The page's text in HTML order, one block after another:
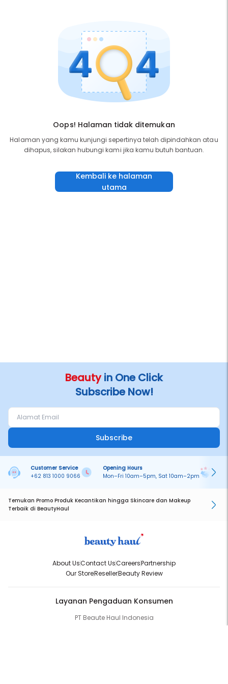
Oops! Halaman tidak ditemukan
Halaman yang kamu kunjungi sepertinya telah dipindahkan atau
dihapus, silakan hubungi kami jika kamu butuh bantuan.
Kembali ke halaman
utama
Beautyin One Click
Subscribe Now!
Subscribe
Customer Service
+62 813 1000 9066
Opening Hours
Mon–Fri 10am–5pm, Sat 10am–2pm
Temukan Promo Produk Kecantikan hingga Skincare dan Makeup
Terbaik di BeautyHaul
About UsContact UsCareersPartnership
Our StoreResellerBeauty Review
Layanan Pengaduan Konsumen
PT Beaute Haul Indonesia